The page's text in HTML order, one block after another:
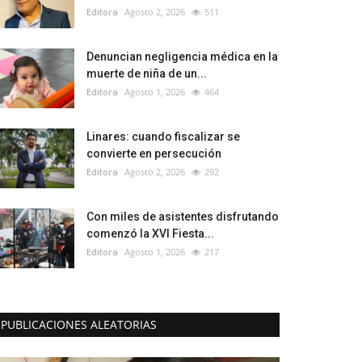
Editora Agosto 2, 2026 511
Denuncian negligencia médica en la
muerte de niña de un...
Editora Agosto 1, 2026 464
Linares: cuando fiscalizar se
convierte en persecución
Editora Agosto 2, 2026 292
Con miles de asistentes disfrutando
comenzó la XVI Fiesta...
Editora Agosto 1, 2026 217
PUBLICACIONES ALEATORIAS